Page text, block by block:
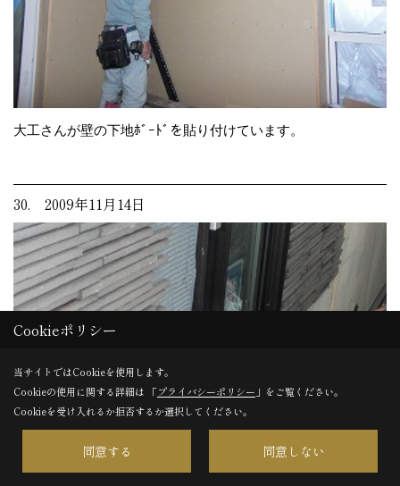
大工さんが壁の下地ﾎﾞｰﾄﾞを貼り付けています。
30. 2009年11月14日
Cookieポリシー
当サイトではCookieを使用します。
Cookieの使用に関する詳細は 「プライバシーポリシー 」をご覧ください。
Cookieを受け入れるか拒否するか選択してください。
同意する 同意しない